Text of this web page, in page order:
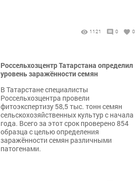
1121 0 0
Россельхозцентр Татарстана определил
уровень заражённости семян
В Татарстане специалисты
Россельхозцентра провели
фитоэкспертизу 58,5 тыс. тонн семян
сельскохозяйственных культур с начала
года. Всего за этот срок проверено 854
образца с целью определения
заражённости семян различными
патогенами.